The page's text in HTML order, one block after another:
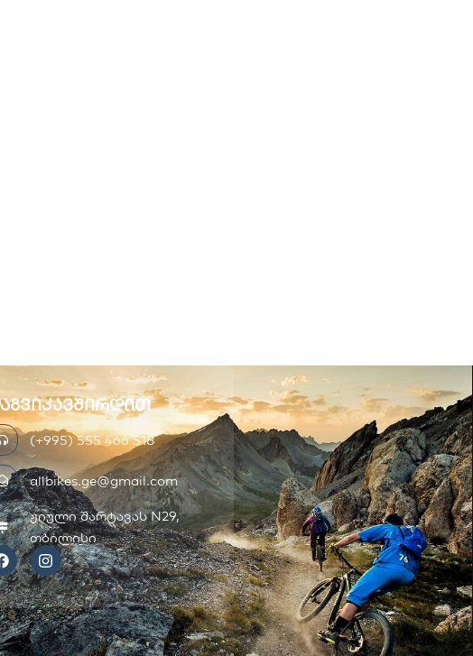
(+995) 555 466 518
allbikes.ge@gmail.com
ჟიული შარტავას N29,
თბილისი
F
a
c
e
b
o
o
k
I
n
s
t
a
g
r
a